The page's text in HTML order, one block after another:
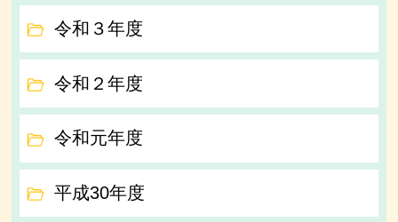
令和３年度
令和２年度
令和元年度
平成30年度